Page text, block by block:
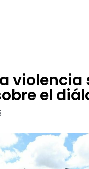
violencia
el